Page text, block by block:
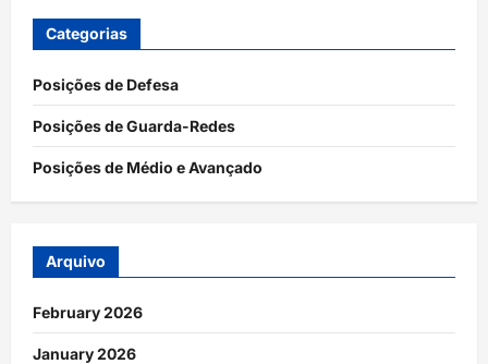
Categorias
Posições de Defesa
Posições de Guarda-Redes
Posições de Médio e Avançado
Arquivo
February 2026
January 2026